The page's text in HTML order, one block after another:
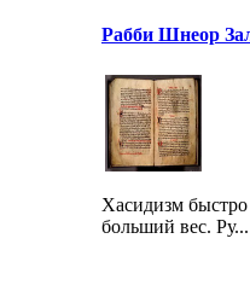
Рабби Шнеор
Хасидизм быстро
больший вес. Ру...